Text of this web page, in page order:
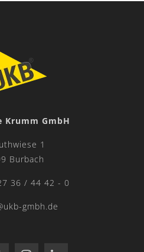
Krumm GmbH
1
Burbach
36 / 44 42 - 0
gmbh.de